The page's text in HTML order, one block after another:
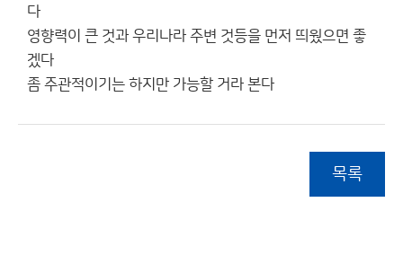
다
영향력이 큰 것과 우리나라 주변 것등을 먼저 띄웠으면 좋
겠다
좀 주관적이기는 하지만 가능할 거라 본다
목록